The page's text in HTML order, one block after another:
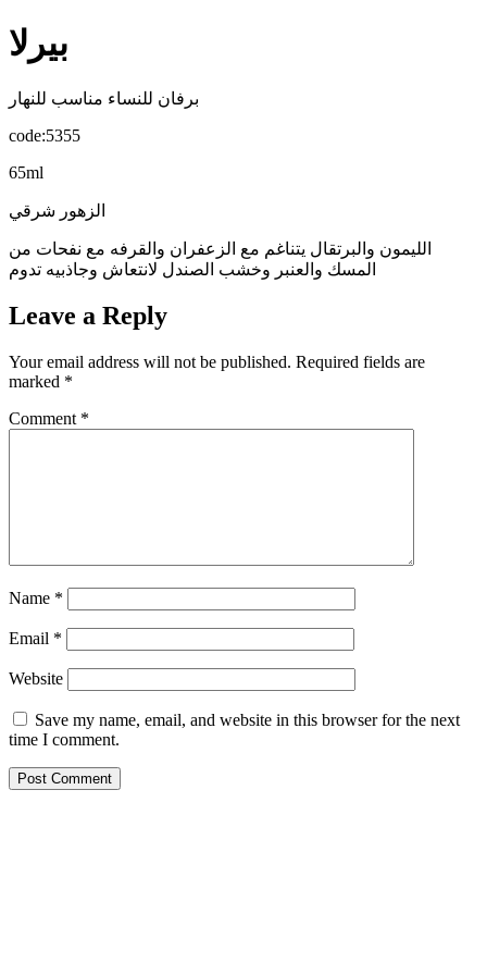
بيرلا
برفان للنساء مناسب للنهار
code:5355
65ml
الزهور شرقي
الليمون والبرتقال يتناغم مع الزعفران والقرفه مع نفحات من
Leave a Reply
Your email address will not be published. Required fields are
marked *
Comment *
Name *
Email *
Website
Save my name, email, and website in this browser for the next
time I comment.